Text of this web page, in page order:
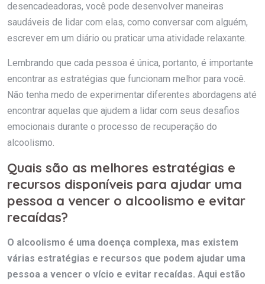
desencadeadoras, você pode desenvolver maneiras
saudáveis de lidar com elas, como conversar com alguém,
escrever em um diário ou praticar uma atividade relaxante.
Lembrando que cada pessoa é única, portanto, é importante
encontrar as estratégias que funcionam melhor para você.
Não tenha medo de experimentar diferentes abordagens até
encontrar aquelas que ajudem a lidar com seus desafios
emocionais durante o processo de recuperação do
alcoolismo.
Quais são as melhores estratégias e
recursos disponíveis para ajudar uma
pessoa a vencer o alcoolismo e evitar
recaídas?
O alcoolismo é uma doença complexa, mas existem
várias estratégias e recursos que podem ajudar uma
pessoa a vencer o vício e evitar recaídas. Aqui estão